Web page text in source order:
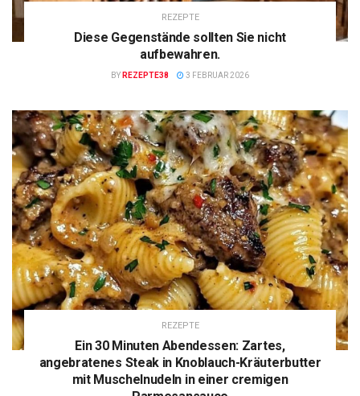
REZEPTE
Diese Gegenstände sollten Sie nicht
aufbewahren.
BY REZEPTE38 3 FEBRUAR 2026
REZEPTE
Ein 30 Minuten Abendessen: Zartes,
angebratenes Steak in Knoblauch-Kräuterbutter
mit Muschelnudeln in einer cremigen